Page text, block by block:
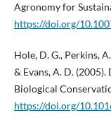
Agronomy for
https://doi.org/
Hole, D. G., Perkins,
& Evans, A. D.
Biological
https://doi.org/